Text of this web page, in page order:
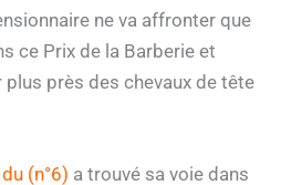
ne va affronter que
ce Prix de la Barberie et
plus près des chevaux de tête
(n°6) a trouvé sa voie dans